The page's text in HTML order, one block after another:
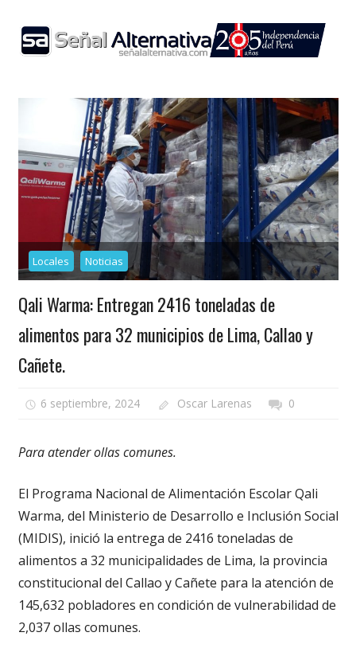
content
Locales Noticias
Qali Warma: Entregan 2416 toneladas de
alimentos para 32 municipios de Lima, Callao y
Cañete.
6 septiembre, 2024 Oscar Larenas 0
Para atender ollas comunes.
El Programa Nacional de Alimentación Escolar Qali
Warma, del Ministerio de Desarrollo e Inclusión Social
(MIDIS), inició la entrega de 2416 toneladas de
alimentos a 32 municipalidades de Lima, la provincia
constitucional del Callao y Cañete para la atención de
145,632 pobladores en condición de vulnerabilidad de
2,037 ollas comunes.